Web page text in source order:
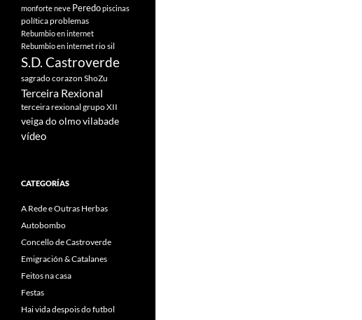
monforteneve Peredopiscinas
políticaproblemas
Rebumbio en internet
Rebumbio en internetrio sil
S.D. Castroverde
sagrado corazon ShoZu
Terceira Rexional
terceira rexional grupo XII
veiga do olmovilabade
vídeo
CATEGORÍAS
A Rede e Outras Herbas
Autobombo
Concello de Castroverde
Emigración & Catalanes
Feitos na casa
Festas
Hai vida despois do futbol